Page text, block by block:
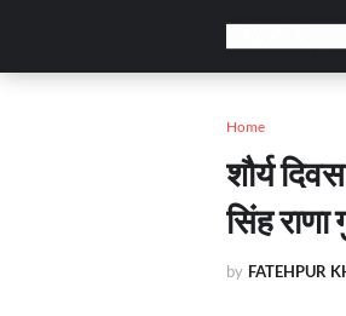
Home
शौर्य
सिंह राणा
by FATEHPUR